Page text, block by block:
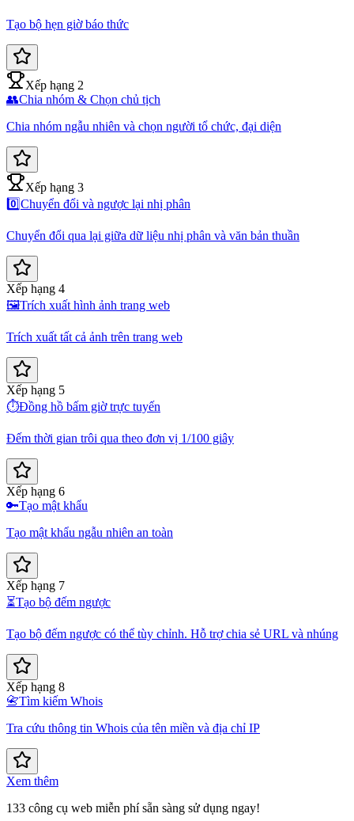
Tạo bộ hẹn giờ báo thức
Xếp hạng 2
👥Chia nhóm & Chọn chủ tịch
Chia nhóm ngẫu nhiên và chọn người tổ chức, đại diện
Xếp hạng 3
0️⃣Chuyển đổi và ngược lại nhị phân
Chuyển đổi qua lại giữa dữ liệu nhị phân và văn bản thuần
Xếp hạng 4
🖼️Trích xuất hình ảnh trang web
Trích xuất tất cả ảnh trên trang web
Xếp hạng 5
⏱️Đồng hồ bấm giờ trực tuyến
Đếm thời gian trôi qua theo đơn vị 1/100 giây
Xếp hạng 6
🔑Tạo mật khẩu
Tạo mật khẩu ngẫu nhiên an toàn
Xếp hạng 7
⏳Tạo bộ đếm ngược
Tạo bộ đếm ngược có thể tùy chỉnh. Hỗ trợ chia sẻ URL và nhúng
Xếp hạng 8
📇Tìm kiếm Whois
Tra cứu thông tin Whois của tên miền và địa chỉ IP
Xem thêm
133 công cụ web miễn phí sẵn sàng sử dụng ngay!